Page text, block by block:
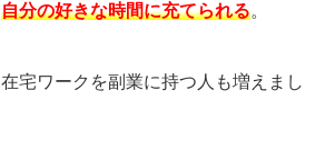
自分の好きな時間に充てられる。
宅ワークを副業に持つ人も増えまし